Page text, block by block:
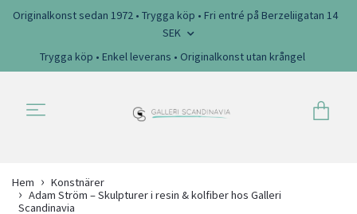
Originalkonst sedan 1972 • Trygga köp • Fri entré på Berzeliigatan 14
SEK
Trygga köp • Enkel leverans • Originalkonst utan krångel
Hem
Konstnärer
Adam Ström – Skulpturer i resin & kolfiber hos Galleri
Scandinavia